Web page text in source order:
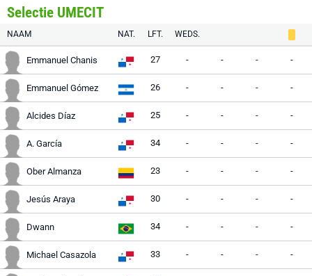
Selectie UMECIT
NAAM NAT. LFT. WEDS.
Emmanuel Chanis 27 - - - -
Emmanuel Gómez 26 - - - -
Alcides Díaz 25 - - - -
A. García 34 - - - -
Ober Almanza 23 - - - -
Jesús Araya 30 - - - -
Dwann 34 - - - -
Michael Casazola 33 - - - -